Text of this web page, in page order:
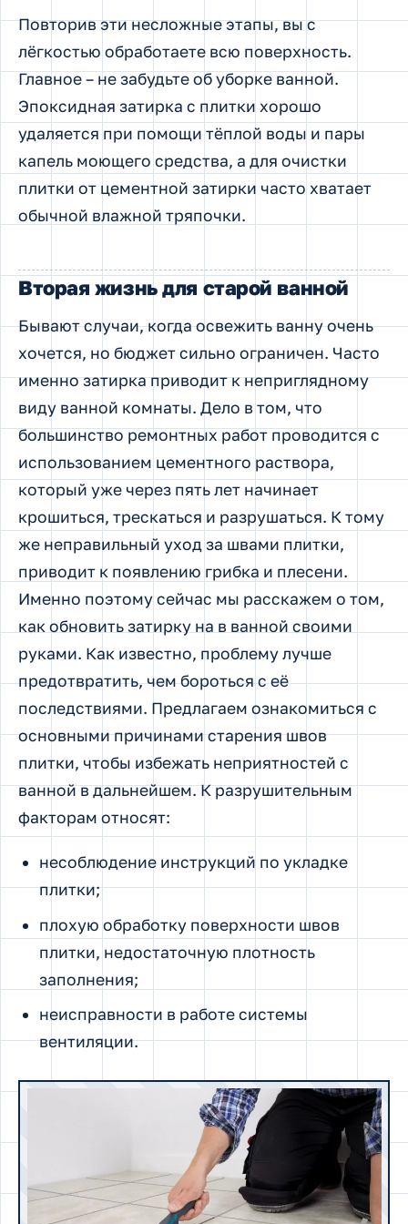
Повторив эти несложные этапы, вы с
лёгкостью обработаете всю поверхность.
Главное – не забудьте об уборке ванной.
Эпоксидная затирка с плитки хорошо
удаляется при помощи тёплой воды и пары
капель моющего средства, а для очистки
плитки от цементной затирки часто хватает
обычной влажной тряпочки.
Вторая жизнь для старой ванной
Бывают случаи, когда освежить ванну очень
хочется, но бюджет сильно ограничен. Часто
именно затирка приводит к неприглядному
виду ванной комнаты. Дело в том, что
большинство ремонтных работ проводится с
использованием цементного раствора,
который уже через пять лет начинает
крошиться, трескаться и разрушаться. К тому
же неправильный уход за швами плитки,
приводит к появлению грибка и плесени.
Именно поэтому сейчас мы расскажем о том,
как обновить затирку на в ванной своими
руками. Как известно, проблему лучше
предотвратить, чем бороться с её
последствиями. Предлагаем ознакомиться с
основными причинами старения швов
плитки, чтобы избежать неприятностей с
ванной в дальнейшем. К разрушительным
факторам относят:
несоблюдение инструкций по укладке
плитки;
плохую обработку поверхности швов
плитки, недостаточную плотность
заполнения;
неисправности в работе системы
вентиляции.